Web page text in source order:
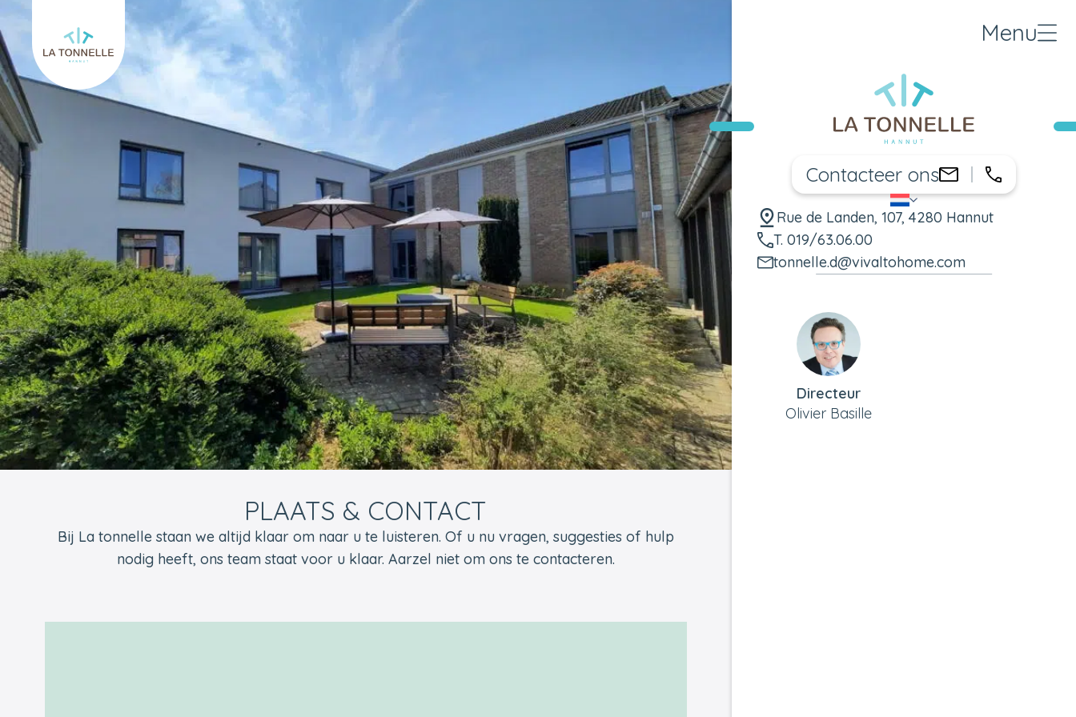
Keer terug naar La Tonnelle
Menu
PLAATS & CONTACT
Bij La tonnelle staan ​​we altijd klaar om naar u te luisteren. Of u nu vragen, suggesties of hulp
nodig heeft, ons team staat voor u klaar. Aarzel niet om ons te contacteren.
Contacteer ons
019/
NL Taal wijzigen
Rue de Landen, 107, 4280 Hannut
T. 019/63.06.00
tonnelle.d@vivaltohome.com
Directeur
Olivier Basille